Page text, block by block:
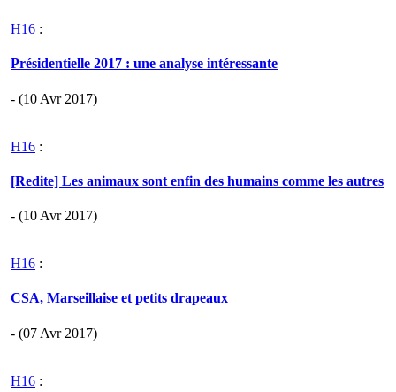
H16 :
Présidentielle 2017 : une analyse intéressante
- (10 Avr 2017)
H16 :
[Redite] Les animaux sont enfin des humains comme les autres
- (10 Avr 2017)
H16 :
CSA, Marseillaise et petits drapeaux
- (07 Avr 2017)
H16 :